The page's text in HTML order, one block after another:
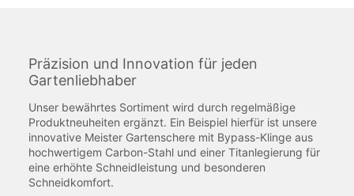
Präzision und Innovation für jeden
Gartenliebhaber
Unser bewährtes Sortiment wird durch regelmäßige
Produktneuheiten ergänzt. Ein Beispiel hierfür ist unsere
innovative Meister Gartenschere mit Bypass-Klinge aus
hochwertigem Carbon-Stahl und einer Titanlegierung für
eine erhöhte Schneidleistung und besonderen
Schneidkomfort.